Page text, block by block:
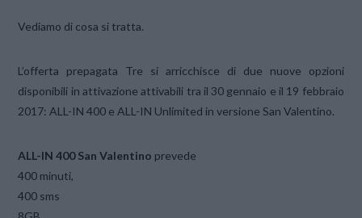
Vediamo di cosa si tratta.
L’offerta prepagata Tre si arricchisce di due nuove opzioni
disponibili in attivazione attivabili tra il 30 gennaio e il 19 febbraio
2017: ALL-IN 400 e ALL-IN Unlimited in versione San Valentino.
ALL-IN 400 San Valentino prevede
400 minuti,
400 sms